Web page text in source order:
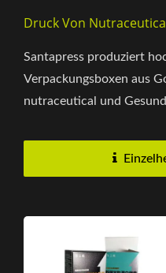
Druck Von
Santapress produziert
Verpackungsboxen aus
nutraceutical und
Professionalität,...